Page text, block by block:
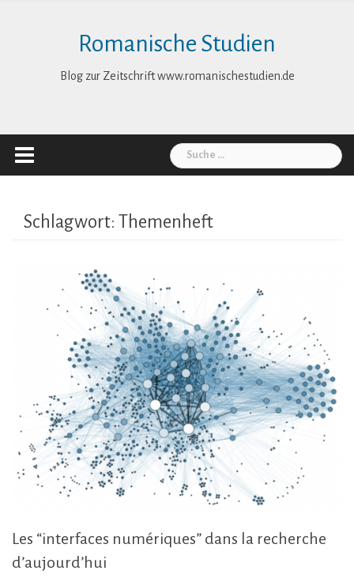
Romanische Studien
Blog zur Zeitschrift www.romanischestudien.de
Suche
nach:
Schlagwort: Themenheft
Les “interfaces numériques” dans la recherche
d’aujourd’hui